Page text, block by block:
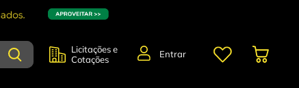
Licitações e
Cotações
Entrar